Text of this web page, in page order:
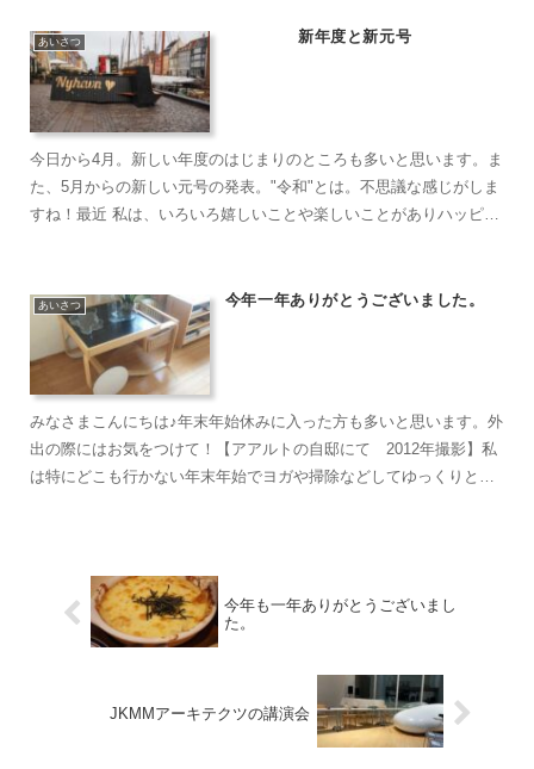
あいさつ 新年度と新元号
今日から4月。新しい年度のはじまりのところも多いと思います。ま
た、5月からの新しい元号の発表。"令和"とは。不思議な感じがしま
すね！最近 私は、いろいろ嬉しいことや楽しいことがありハッピー
あいさつ 今年一年ありがとうございました。
みなさまこんにちは♪年末年始休みに入った方も多いと思います。外
出の際にはお気をつけて！【アアルトの自邸にて 2012年撮影】私
は特にどこも行かない年末年始でヨガや掃除などしてゆっくりと過
今年も一年ありがとうございまし
た。
JKMMアーキテクツの講演会